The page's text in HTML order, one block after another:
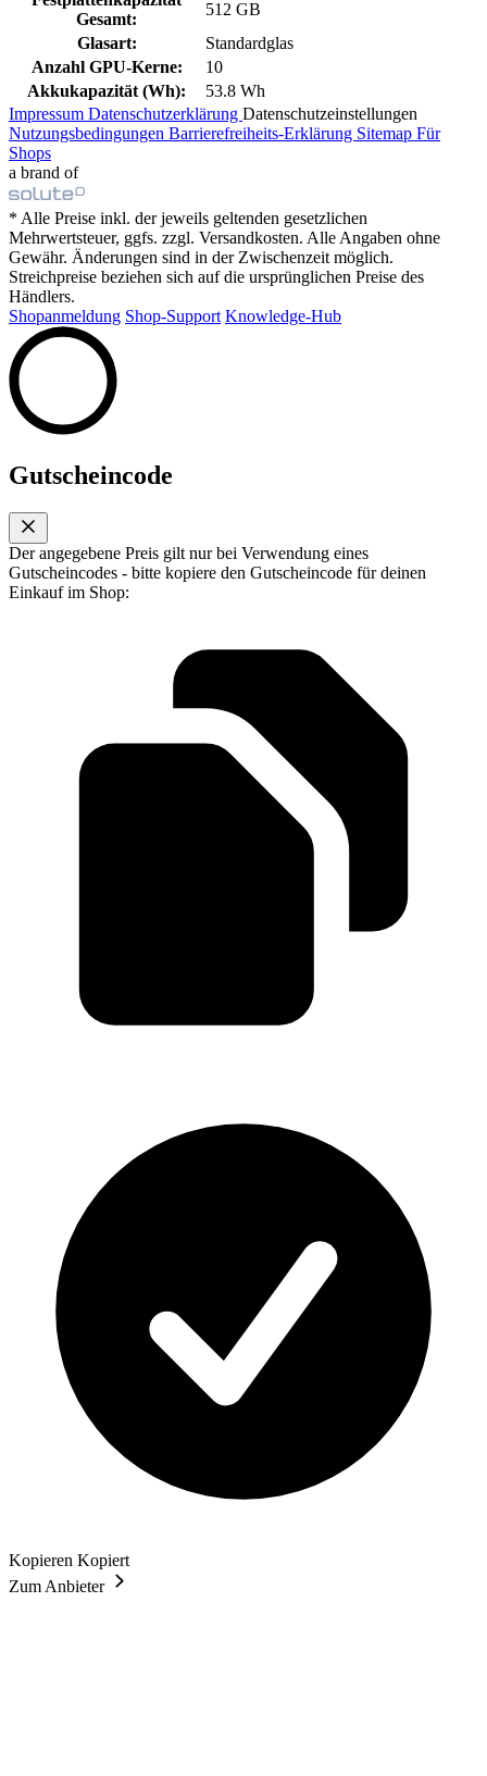
Gesamt:
512 GB
Glasart:
Standardglas
Anzahl GPU-Kerne:
10
Akkukapazität (Wh):
53.8 Wh
Impressum Datenschutzerklärung Datenschutzeinstellungen
Nutzungsbedingungen Barrierefreiheits-Erklärung Sitemap Für
Shops
a brand of
* Alle Preise inkl. der jeweils geltenden gesetzlichen
Mehrwertsteuer, ggfs. zzgl. Versandkosten. Alle Angaben ohne
Gewähr. Änderungen sind in der Zwischenzeit möglich.
Streichpreise beziehen sich auf die ursprünglichen Preise des
Händlers.
Shopanmeldung Shop-Support Knowledge-Hub
Gutscheincode
Der angegebene Preis gilt nur bei Verwendung eines
Gutscheincodes - bitte kopiere den Gutscheincode für deinen
Einkauf im Shop:
Kopieren Kopiert
Zum Anbieter